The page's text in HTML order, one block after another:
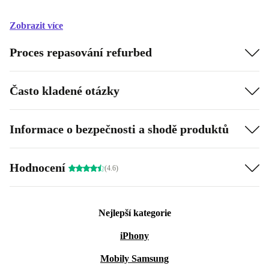
Zobrazit více
Proces repasování refurbed
Často kladené otázky
Informace o bezpečnosti a shodě produktů
Hodnocení (4.6)
Nejlepší kategorie
iPhony
Mobily Samsung